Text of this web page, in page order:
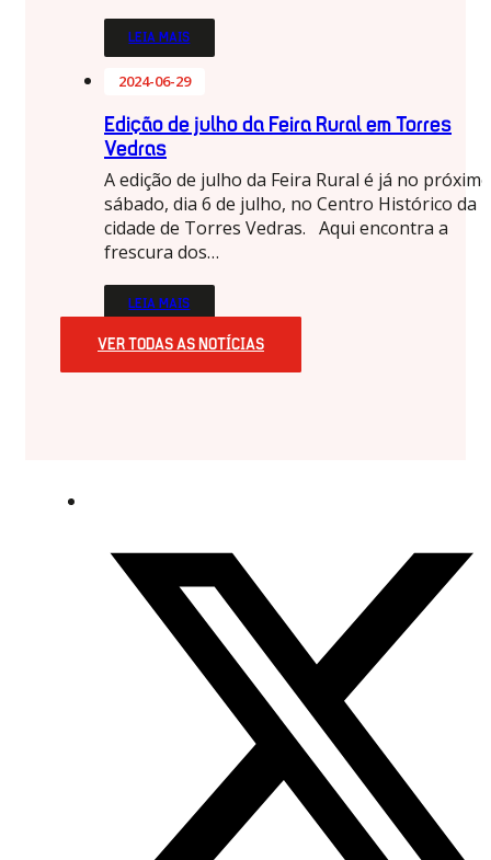
LEIA MAIS
2024-06-29
Edição de julho da Feira Rural em Torres
Vedras
A edição de julho da Feira Rural é já no próximo
sábado, dia 6 de julho, no Centro Histórico da
cidade de Torres Vedras. Aqui encontra a
frescura dos…
LEIA MAIS
VER TODAS AS NOTÍCIAS